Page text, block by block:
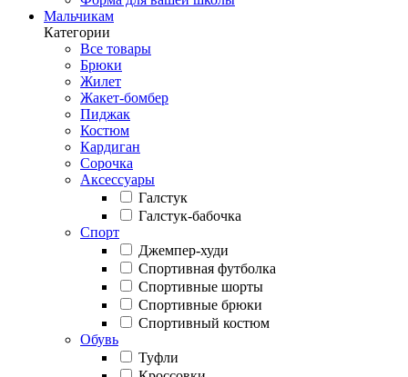
Мальчикам
Категории
Все товары
Брюки
Жилет
Жакет-бомбер
Пиджак
Костюм
Кардиган
Сорочка
Аксессуары
Галстук
Галстук-бабочка
Спорт
Джемпер-худи
Спортивная футболка
Спортивные шорты
Спортивные брюки
Спортивный костюм
Обувь
Туфли